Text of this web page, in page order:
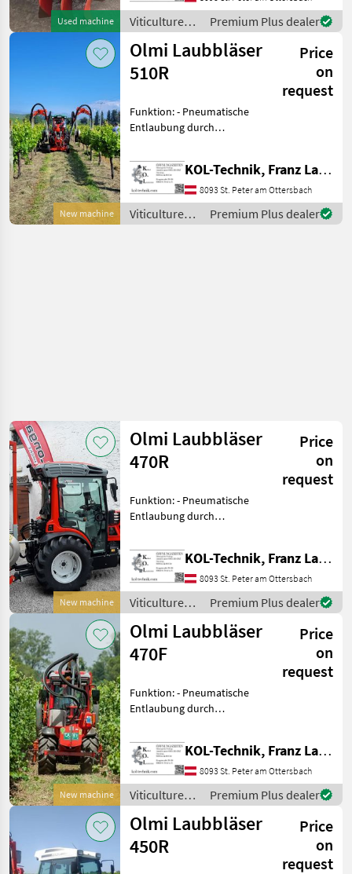
Used machine
Viticulture
equipment /
Olmi
Premium Plus dealer
New machine
Olmi Laubbläser
510R
Price
on
request
Funktion: - Pneumatische
Entlaubung durch
werden aus der
Traubenzone weggeblasen
Vorteile: - Keine Berührung
der Trauben - Höhere Tra
KOL-Technik, Franz Lampl-Küssner
8093 St. Peter am Ottersbach
Viticulture
equipment /
Premium Plus dealer
New machine
Olmi Laubbläser
470R
Price
on
request
Funktion: - Pneumatische
Entlaubung durch
werden aus der
Traubenzone weggeblasen
Vorteile: - Keine Berührung
der Trauben - Höhere Tra
KOL-Technik, Franz Lampl-Küssner
8093 St. Peter am Ottersbach
Viticulture
equipment /
Olmi
Premium Plus dealer
New machine
Olmi Laubbläser
470F
Price
on
request
Funktion: - Pneumatische
Entlaubung durch
werden aus der
Traubenzone weggeblasen
Vorteile: - Keine Berührung
der Trauben - Höhere Tra
KOL-Technik, Franz Lampl-Küssner
8093 St. Peter am Ottersbach
Viticulture
equipment /
Olmi
Premium Plus dealer
Olmi Laubbläser
450R
Price
on
request